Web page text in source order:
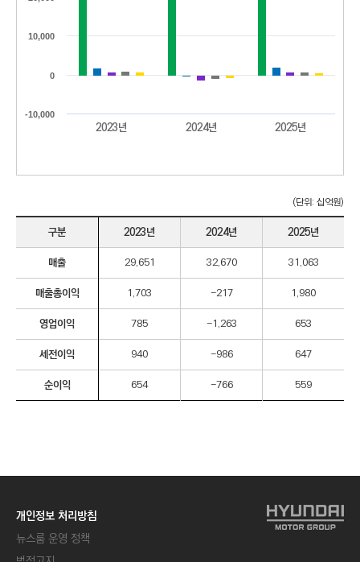
2023년 2024년 2025년
-10,000
0
10,000
(단위: 십억원)
2
년
터
0
지
매
출
에
구분 2023년 2024년
2025년
매출
29,651 32,670
31,063
매출총이익
1,703 -217
1,980
영업이익
785 -1,263
653
세전이익
940 -986
647
순이익
654 -766 559
개인정보 처리방침
뉴스룸 운영 정책